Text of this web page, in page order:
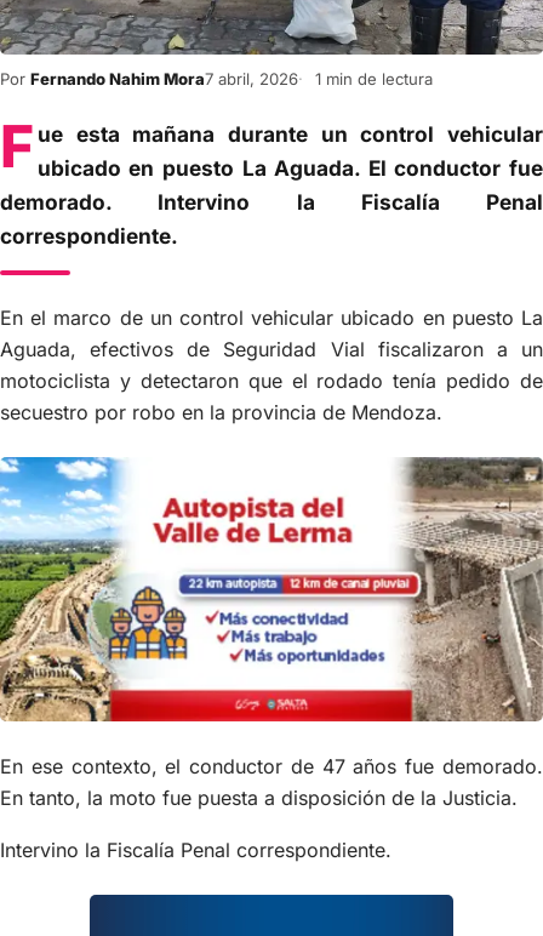
Por Fernando Nahim Mora7 abril, 2026 1 min de lectura
F ue esta mañana durante un control vehicular
ubicado en puesto La Aguada. El conductor fue
demorado. Intervino la Fiscalía Penal
correspondiente.
En el marco de un control vehicular ubicado en puesto La
Aguada, efectivos de Seguridad Vial fiscalizaron a un
motociclista y detectaron que el rodado tenía pedido de
secuestro por robo en la provincia de Mendoza.
En ese contexto, el conductor de 47 años fue demorado.
En tanto, la moto fue puesta a disposición de la Justicia.
Intervino la Fiscalía Penal correspondiente.